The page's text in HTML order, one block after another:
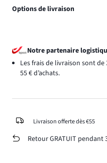
Options de livraison
Notre partenaire
Les frais de livraison sont
55 € d’achats.
Livraison offerte dès €55
Retour GRATUIT pendant